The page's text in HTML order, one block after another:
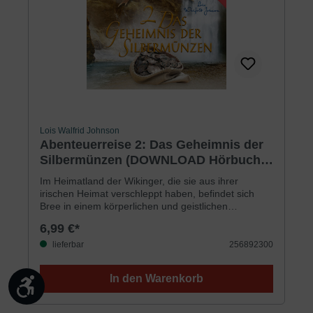
Lois Walfrid Johnson
Abenteuerreise 2: Das Geheimnis der
Silbermünzen (DOWNLOAD Hörbuch
[MP3])
Im Heimatland der Wikinger, die sie aus ihrer
irischen Heimat verschleppt haben, befindet sich
Bree in einem körperlichen und geistlichen
die Flucht vom Schiff, sobald sie den Hafen erreicht
haben. Sie verstecken sich in den Wäldern und
gesucht, die sich sicher sind, dass Bree einen Beutel
mit Silbermünzen gestohlen hat. Bree weiß, dass sie
den Wikingern vergeben muss, doch es fällt ihr sehr
6,99 €*
lieferbar 256892300
In den Warenkorb
Werkzeugleiste anzeigen